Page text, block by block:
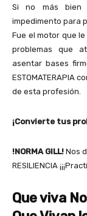
Si no más bien
impedimento para
Fue el motor que
problemas que
asentar bases
ESTOMATERAPIA
de esta profesión.
¡Convierte tus
!NORMA GILL! Nos
RESILIENCIA
Que viva